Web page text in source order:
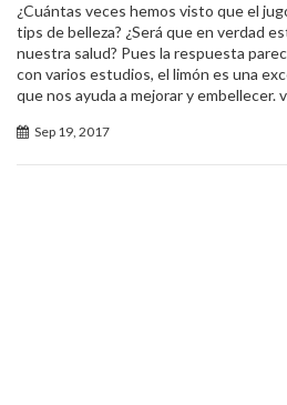
¿Cuántas veces hemos visto que el
tips de belleza? ¿Será que en verdad
nuestra salud? Pues la respuesta
con varios estudios, el limón es una
que nos ayuda a mejorar y embellecer.
Sep 19, 2017